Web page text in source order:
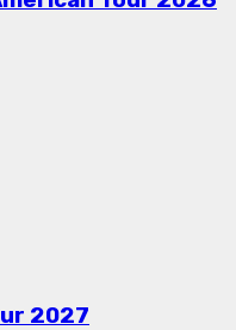
2027